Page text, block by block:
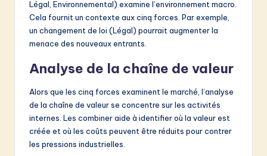
Légal, Environnemental) examine l’environnement macro.
Cela fournit un contexte aux cinq forces. Par exemple,
un changement de loi (Légal) pourrait augmenter la
menace des nouveaux entrants.
Analyse de la chaîne de valeur
Alors que les cinq forces examinent le marché, l’analyse
de la chaîne de valeur se concentre sur les activités
internes. Les combiner aide à identifier où la valeur est
créée et où les coûts peuvent être réduits pour contrer
les pressions industrielles.